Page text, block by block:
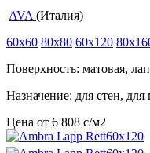
AVA (Италия)
60x60 80x80 60x120
Поверхность: матовая,
Назначение: для стен, для
Цена от 6 808 c/м2